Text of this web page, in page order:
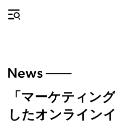
「マーケティン
したオンライン